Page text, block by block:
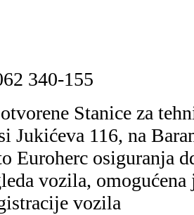
340-155
Stanice za
Jukićeva 116, na
Euroherc osiguranja
vozila,
vozila